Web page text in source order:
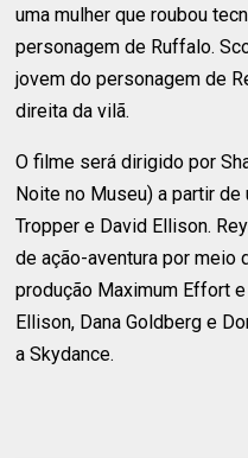
uma mulher que roubou
personagem de Ruffalo.
jovem do personagem de
direita da vilã.
O filme será dirigido por
Noite no Museu) a partir
Tropper e David Ellison.
de ação-aventura por
produção Maximum Effort
Ellison, Dana Goldberg e
a Skydance.